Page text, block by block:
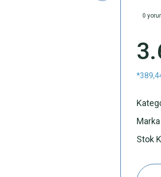
0
Marka
Stok